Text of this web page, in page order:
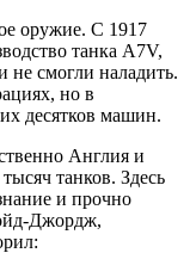
оружие. С 1917
танка A7V,
смогли наладить.
но в
десятков машин.
Англия и
танков. Здесь
и прочно
Джордж,